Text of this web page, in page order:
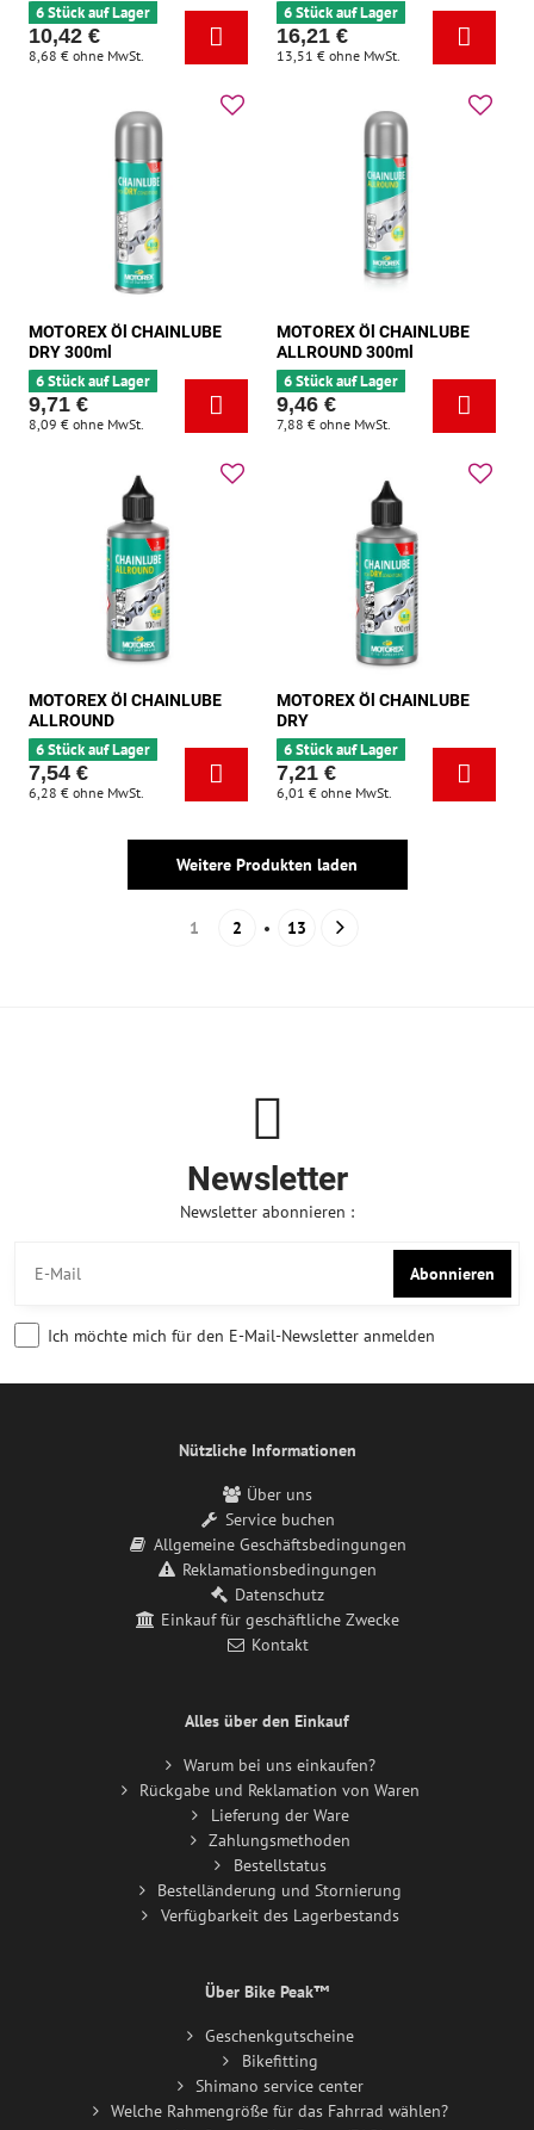
6 Stück auf Lager
10,42 €
8,68 € ohne MwSt.
6 Stück auf Lager
16,21 €
13,51 € ohne MwSt.
MOTOREX Öl CHAINLUBE
DRY 300ml
6 Stück auf Lager
9,71 €
8,09 € ohne MwSt.
MOTOREX Öl CHAINLUBE
ALLROUND 300ml
6 Stück auf Lager
9,46 €
7,88 € ohne MwSt.
MOTOREX Öl CHAINLUBE
ALLROUND
6 Stück auf Lager
7,54 €
6,28 € ohne MwSt.
MOTOREX Öl CHAINLUBE
DRY
6 Stück auf Lager
7,21 €
6,01 € ohne MwSt.
Weitere Produkten laden
1 2 13
Newsletter
Newsletter abonnieren :
Abonnieren
Ich möchte mich für den E-Mail-Newsletter anmelden
Nützliche Informationen
Über uns
Service buchen
Allgemeine Geschäftsbedingungen
Reklamationsbedingungen
Datenschutz
Einkauf für geschäftliche Zwecke
Kontakt
Alles über den Einkauf
Warum bei uns einkaufen?
Rückgabe und Reklamation von Waren
Lieferung der Ware
Zahlungsmethoden
Bestellstatus
Bestelländerung und Stornierung
Verfügbarkeit des Lagerbestands
Über Bike Peak™
Geschenkgutscheine
Bikefitting
Shimano service center
Welche Rahmengröße für das Fahrrad wählen?